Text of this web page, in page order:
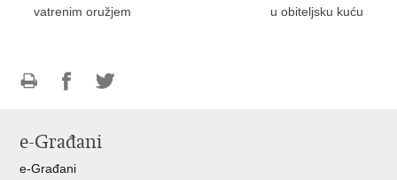
vatrenim oružjem
u obiteljsku kuću
FacebookuTwitteru
e-Građani
e-Građani